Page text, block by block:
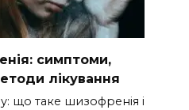
симптоми,
лікування
що таке шизофренія і